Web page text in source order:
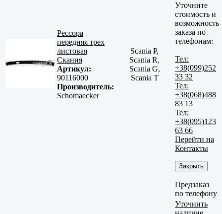
Рессора
передняя трех
листовая
Скания
Артикул:
90116000
Производитель:
Schomaecker
Scania P,
Scania R,
Scania G,
Scania T
Уточните
стоимость и
возможность
заказа по
телефонам:
Тел:
+38(099)252
33 32
Тел:
+38(068)488
83 13
Тел:
+38(095)123
63 66
Перейти на
Контакты
Закрыть
Предзаказ
по телефону
Уточнить